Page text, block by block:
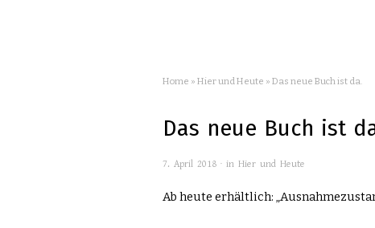
Home » Hier und Heute » Das neue Buch ist da.
Das neue Buch ist
7. April 2018 · in Hier und Heute
Ab heute erhältlich: